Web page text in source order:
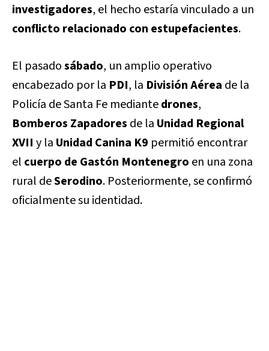
investigadores, el hecho estaría vinculado a un
conflicto relacionado con estupefacientes.
El pasadosábado, un amplio operativo
encabezado por la PDI, la División Aérea de la
Policía de Santa Fe mediantedrones,
Bomberos Zapadores de la Unidad Regional
XVII y la Unidad Canina K9 permitió encontrar
el cuerpo de Gastón Montenegro en una zona
rural deSerodino. Posteriormente, se confirmó
oficialmente su identidad.